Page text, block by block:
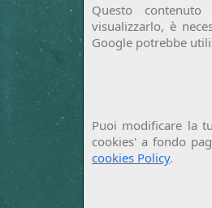
Questo
visualizzarlo, è
Google potrebbe
Puoi modificare la
cookies' a fondo
cookies Policy.